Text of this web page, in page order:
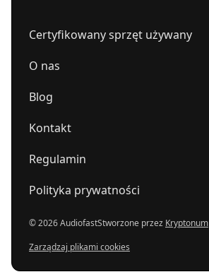
Certyfikowany sprzęt używany
O nas
Blog
Kontakt
Regulamin
Polityka prywatności
© 2026 AudiofastStworzone przez Kryptonum
Zarządzaj plikami cookies